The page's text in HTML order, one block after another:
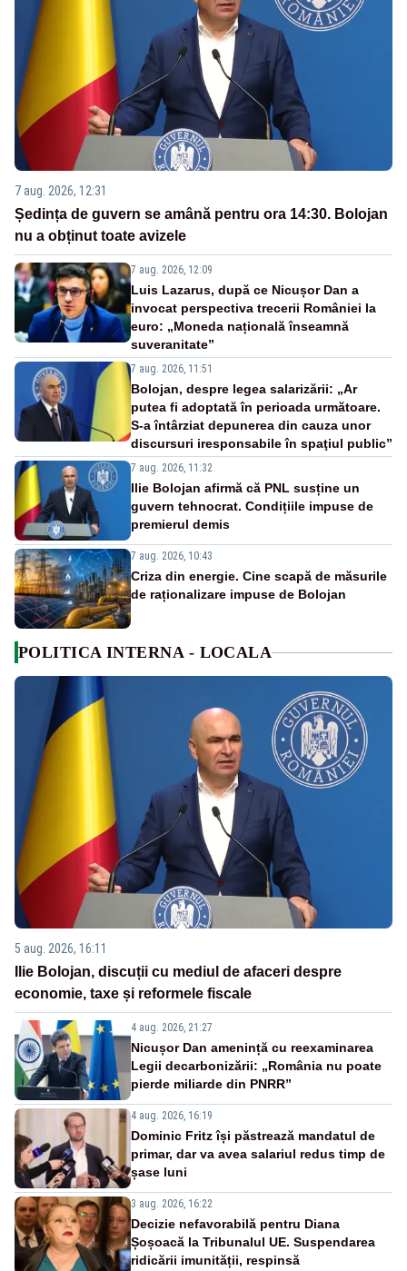
7 aug. 2026, 12:31
Ședința de guvern se amână pentru ora 14:30. Bolojan
nu a obținut toate avizele
7 aug. 2026, 12:09
Luis Lazarus, după ce Nicușor Dan a
invocat perspectiva trecerii României la
euro: „Moneda națională înseamnă
suveranitate”
7 aug. 2026, 11:51
Bolojan, despre legea salarizării: „Ar
putea fi adoptată în perioada următoare.
S-a întârziat depunerea din cauza unor
discursuri iresponsabile în spaţiul public”
7 aug. 2026, 11:32
Ilie Bolojan afirmă că PNL susține un
guvern tehnocrat. Condițiile impuse de
premierul demis
7 aug. 2026, 10:43
Criza din energie. Cine scapă de măsurile
de raționalizare impuse de Bolojan
POLITICA INTERNA - LOCALA
5 aug. 2026, 16:11
Ilie Bolojan, discuții cu mediul de afaceri despre
economie, taxe și reformele fiscale
4 aug. 2026, 21:27
Nicușor Dan amenință cu reexaminarea
Legii decarbonizării: „România nu poate
pierde miliarde din PNRR”
4 aug. 2026, 16:19
Dominic Fritz își păstrează mandatul de
primar, dar va avea salariul redus timp de
șase luni
3 aug. 2026, 16:22
Decizie nefavorabilă pentru Diana
Șoșoacă la Tribunalul UE. Suspendarea
ridicării imunității, respinsă